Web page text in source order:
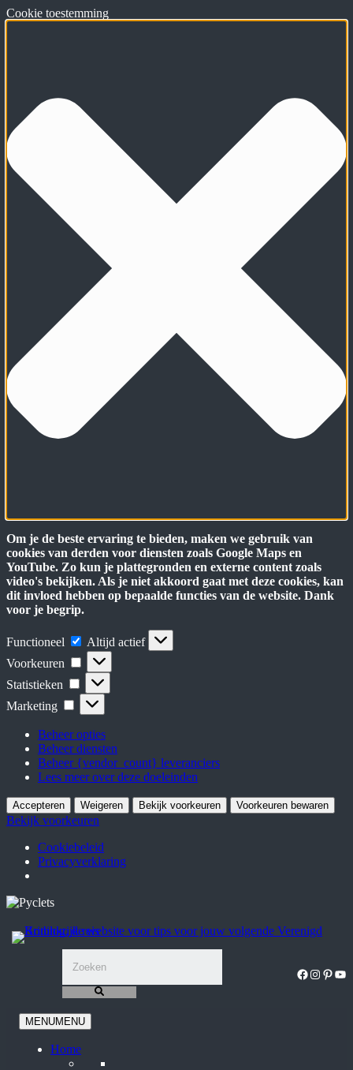
Cookie toestemming
Om je de beste ervaring te bieden, maken we gebruik van
cookies van derden voor diensten zoals Google Maps en
YouTube. Zo kun je plattegronden en externe content zoals
video's bekijken. Als je niet akkoord gaat met deze cookies, kan
dit invloed hebben op bepaalde functies van de website. Dank
voor je begrip.
Functioneel Functioneel
Altijd actief
Voorkeuren
Voorkeuren
Statistieken Statistieken
Marketing Marketing
Beheer opties
Beheer diensten
Beheer {vendor_count} leveranciers
Lees meer over deze doeleinden
Accepteren Weigeren Bekijk voorkeuren Voorkeuren bewaren
Bekijk voorkeuren
Cookiebeleid
Privacyverklaring
Ga
de
inhoud
Facebook
MENUMENU
Home